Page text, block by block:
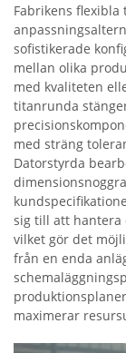
Fabrikens
sofistikerade
mellan olika
med kvaliteten
titanrunda
med sträng
Datorstyrda
sig till att hantera
vilket gör det
från en enda
maximerar